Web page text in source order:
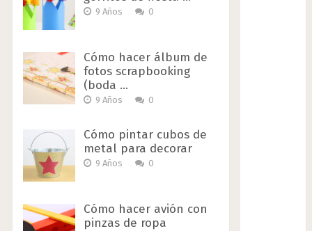
9 Años 0
Cómo hacer álbum de
fotos scrapbooking
(boda …
9 Años 0
Cómo pintar cubos de
metal para decorar
9 Años 0
Cómo hacer avión con
pinzas de ropa